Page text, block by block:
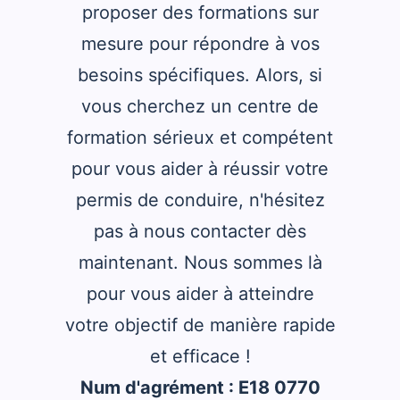
proposer des formations sur
mesure pour répondre à vos
besoins spécifiques. Alors, si
vous cherchez un centre de
formation sérieux et compétent
pour vous aider à réussir votre
permis de conduire, n'hésitez
pas à nous contacter dès
maintenant. Nous sommes là
pour vous aider à atteindre
votre objectif de manière rapide
et efficace !
Num d'agrément : E18 0770